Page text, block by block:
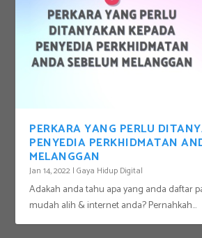
PERKARA YANG PERLU
PENYEDIA PERKHIDMATAN
MELANGGAN
Jan 14, 2022 |Gaya Hidup Digital
Adakah anda tahu apa yang anda daftar
mudah alih & internet anda? Pernahkah...